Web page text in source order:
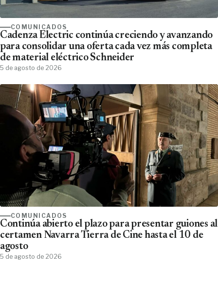
COMUNICADOS
Cadenza Electric continúa creciendo y avanzando
para consolidar una oferta cada vez más completa
de material eléctrico Schneider
5 de agosto de 2026
COMUNICADOS
Continúa abierto el plazo para presentar guiones al
certamen Navarra Tierra de Cine hasta el 10 de
agosto
5 de agosto de 2026